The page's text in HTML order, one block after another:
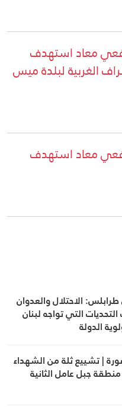
معاد استهدف
الغربية لبلدة ميس
معاد استهدف
طرابلس: الاحتلال والعدوان
التي تواجه لبنان
الدولة
| تشييع ثلة من الشهداء
جبل عامل الثانية